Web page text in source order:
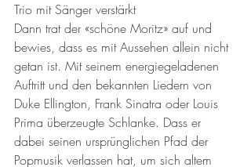
Trio mit Sänger verstärkt
Dann trat der «schöne Moritz» auf und
bewies, dass es mit Aussehen allein nicht
getan ist. Mit seinem energiegeladenen
Auftritt und den bekannten Liedern von
Duke Ellington, Frank Sinatra oder Louis
Prima überzeugte Schlanke. Dass er
dabei seinen ursprünglichen Pfad der
Popmusik verlassen hat, um sich altem